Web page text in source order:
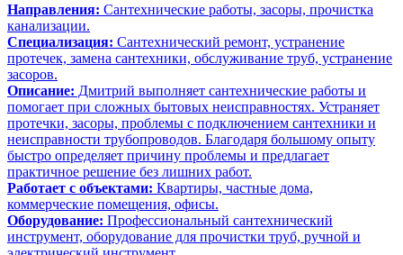
Направления: Сантехнические работы, засоры, прочистка
канализации.
Специализация: Сантехнический ремонт, устранение
протечек, замена сантехники, обслуживание труб, устранение
засоров.
Описание: Дмитрий выполняет сантехнические работы и
помогает при сложных бытовых неисправностях. Устраняет
протечки, засоры, проблемы с подключением сантехники и
неисправности трубопроводов. Благодаря большому опыту
быстро определяет причину проблемы и предлагает
практичное решение без лишних работ.
Работает с объектами: Квартиры, частные дома,
коммерческие помещения, офисы.
Оборудование: Профессиональный сантехнический
инструмент, оборудование для прочистки труб, ручной и